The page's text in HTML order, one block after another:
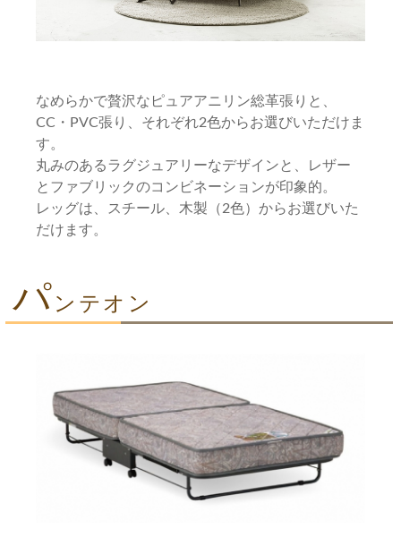
なめらかで贅沢なピュアアニリン総革張りと、
CC・PVC張り、それぞれ2色からお選びいただけま
す。
丸みのあるラグジュアリーなデザインと、レザー
とファブリックのコンビネーションが印象的。
レッグは、スチール、木製（2色）からお選びいた
だけます。
パ ンテオン